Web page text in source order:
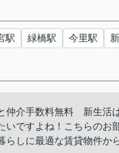
駅 緑橋駅 今里駅
仲介手数料無料 新生活
いですよね！こちらの
らしに最適な賃貸物件か